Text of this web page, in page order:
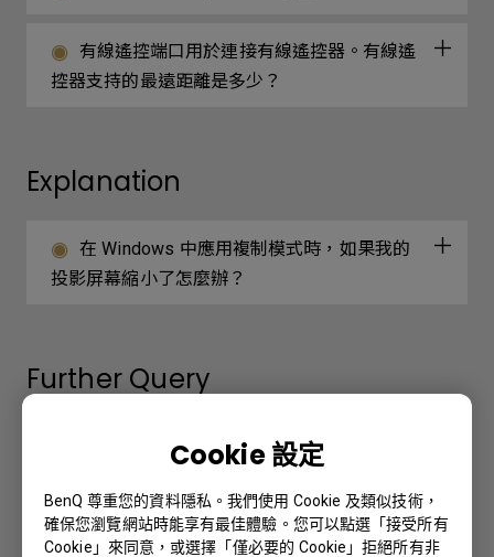
Cookie 設定
BenQ 尊重您的資料隱私。我們使用 Cookie 及類似技術，
確保您瀏覽網站時能享有最佳體驗。您可以點選「接受所有
Cookie」來同意，或選擇「僅必要的 Cookie」拒絕所有非
有線遙控端口用於連接有線遙控器。有線遙
控器支持的最遠距離是多少？
Explanation
在 Windows 中應用複制模式時，如果我的
投影屏幕縮小了怎麼辦？
Further Query
哪些型號的BenQ投影機需要重啟電源？
有線遙控端口用於連接有線遙控器。有線遙
控器支持的最遠距離是多少？